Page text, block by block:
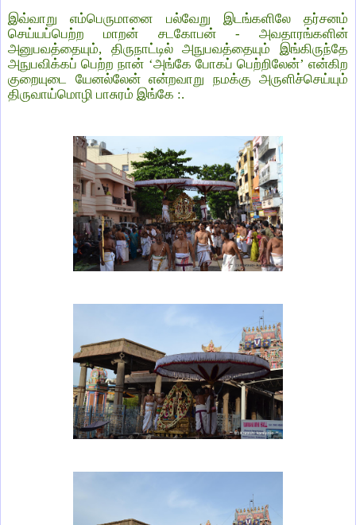
இவ்வாறு எம்பெருமானை பல்வேறு இடங்களிலே தர்சனம்
செய்யப்பெற்ற மாறன் சடகோபன் - அவதாரங்களின்
அனுபவத்தையும், திருநாட்டில் அநுபவத்தையும் இங்கிருந்தே
அநுபவிக்கப் பெற்ற நான் ‘அங்கே போகப் பெற்றிலேன்’ என்கிற
குறையுடை யேனல்லேன் என்றவாறு நமக்கு அருளிச்செய்யும்
திருவாய்மொழி பாசுரம் இங்கே :.